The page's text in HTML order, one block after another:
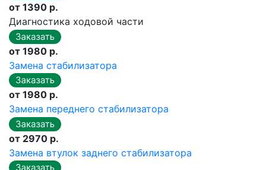
от 1390 р.
Диагностика ходовой части
от 1980 р.
Замена стабилизатора
от 1980 р.
Замена переднего стабилизатора
от 2970 р.
Замена втулок заднего стабилизатора